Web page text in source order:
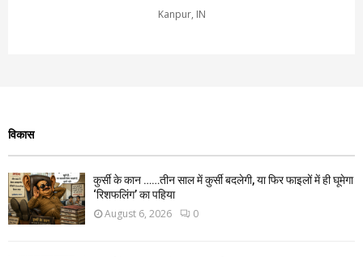
Kanpur, IN
विकास
कुर्सी के कान ……तीन साल में कुर्सी बदलेगी, या फिर फाइलों में ही घूमेगा
‘रिशफलिंग’ का पहिया
August 6, 2026 0